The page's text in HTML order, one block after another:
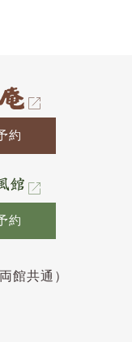
約
約
館共通）